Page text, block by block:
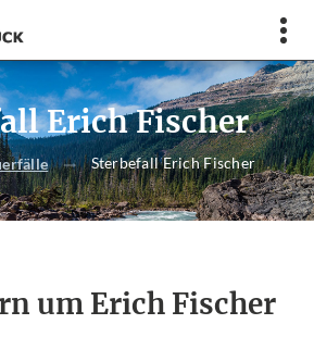
Erich Fischer
Sterbefall Erich Fischer
um Erich Fischer